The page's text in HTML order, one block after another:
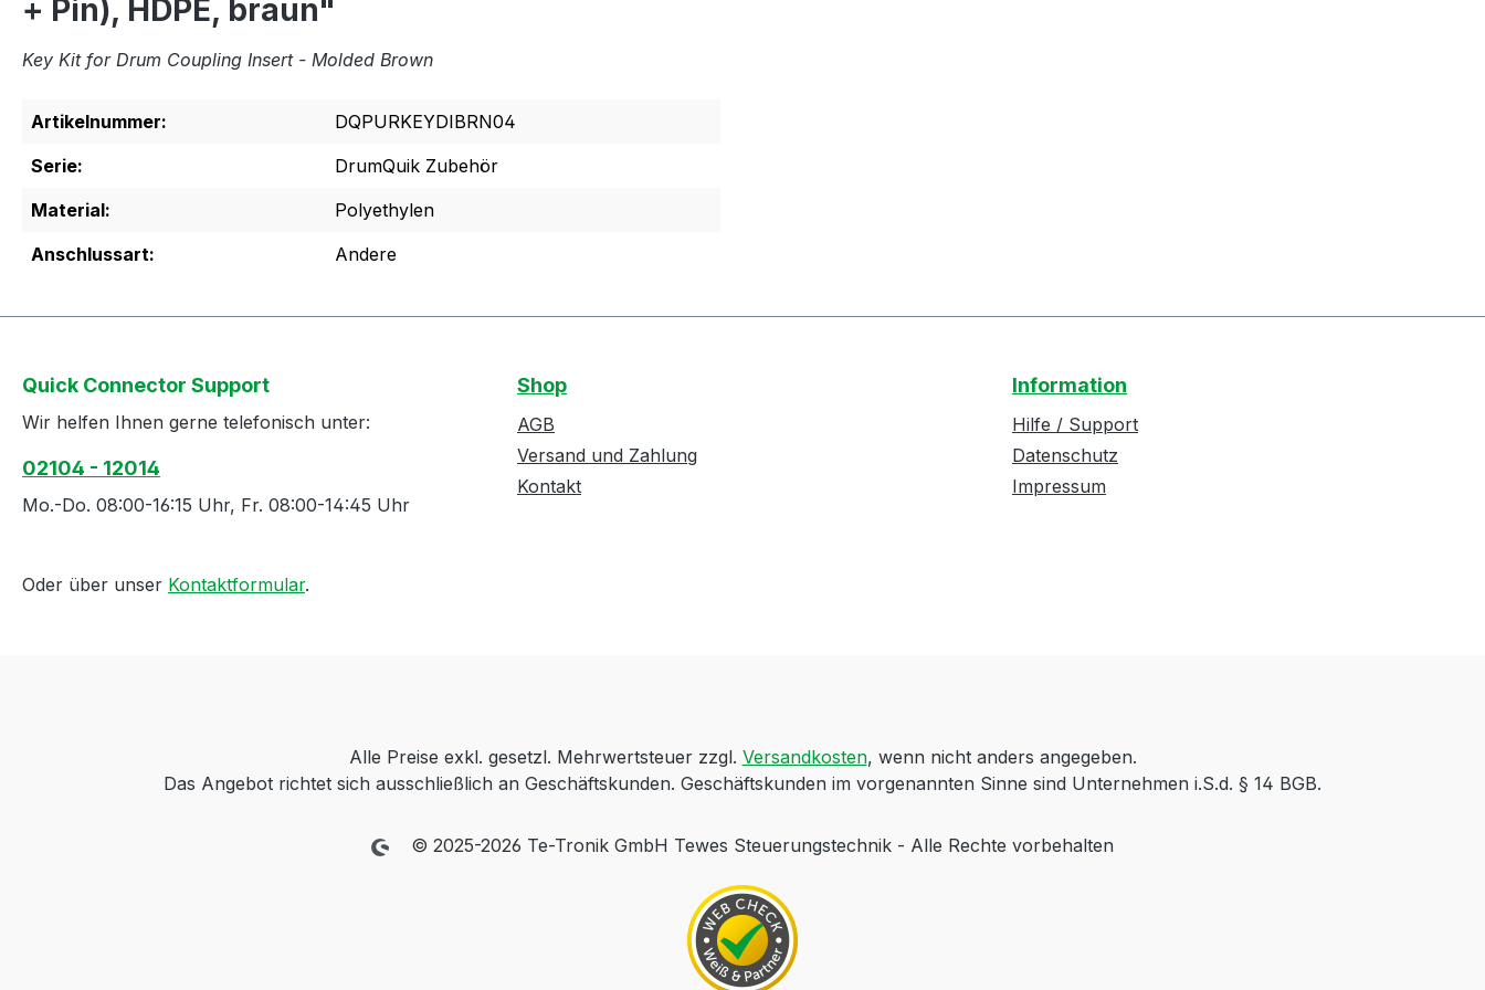
+ Pin), HDPE, braun"
Key Kit for Drum Coupling Insert - Molded Brown
Artikelnummer:
DQPURKEYDIBRN04
Serie:
DrumQuik Zubehör
Material:
Polyethylen
Anschlussart:
Andere
Quick Connector Support
Wir helfen Ihnen gerne telefonisch unter:
02104 - 12014
Mo.-Do. 08:00-16:15 Uhr, Fr. 08:00-14:45 Uhr
Oder über unser Kontaktformular.
Shop
AGB
Versand und Zahlung
Kontakt
Information
Hilfe / Support
Datenschutz
Impressum
Alle Preise exkl. gesetzl. Mehrwertsteuer zzgl. Versandkosten, wenn nicht anders angegeben.
Das Angebot richtet sich ausschließlich an Geschäftskunden. Geschäftskunden im vorgenannten Sinne sind Unternehmen i.S.d. § 14 BGB.
© 2025-2026 Te-Tronik GmbH Tewes Steuerungstechnik - Alle Rechte vorbehalten